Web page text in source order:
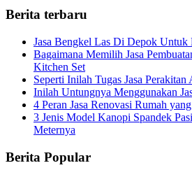
Berita terbaru
Jasa Bengkel Las Di Depok Untuk
Bagaimana Memilih Jasa
Kitchen Set
Seperti Inilah Tugas Jasa
Inilah Untungnya Menggunakan
4 Peran Jasa Renovasi Rumah
3 Jenis Model Kanopi Spandek
Meternya
Berita Popular